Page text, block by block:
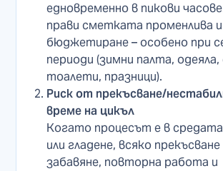
едновременно в пикови
прави сметката променлива
бюджетиране – особено при
периоди (зимни палта,
тоалети, празници).
Риск от прекъсване/
време на цикъл
Когато процесът е в
или гладене, всяко
забавяне, повторна работа и